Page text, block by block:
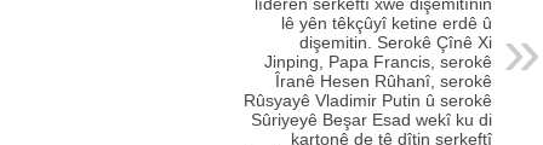
lê yên têkçûyî ketine erdê û
dişemitin. Serokê Çînê Xi
Jinping, Papa Francis, serokê
Îranê Hesen Rûhanî, serokê
Rûsyayê Vladimir Putin û serokê
Sûriyeyê Beşar Esad wekî ku di
kartonê de tê dîtin serkeftî